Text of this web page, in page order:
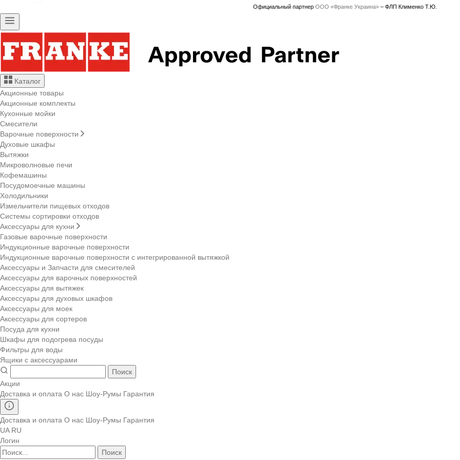
Официальный партнер ООО «Франке Украина» – ФЛП Клименко Т.Ю.
Каталог
Акционные товары
Акционные комплекты
Кухонные мойки
Смесители
Варочные поверхности
Духовые шкафы
Вытяжки
Микроволновые печи
Кофемашины
Посудомоечные машины
Холодильники
Измельчители пищевых отходов
Системы сортировки отходов
Аксессуары для кухни
Газовые варочные поверхности
Индукционные варочные поверхности
Индукционные варочные поверхности с интегрированной вытяжкой
Аксессуары и Запчасти для смесителей
Аксессуары для варочных поверхностей
Аксессуары для вытяжек
Аксессуары для духовых шкафов
Аксессуары для моек
Аксессуары для сортеров
Посуда для кухни
Шкафы для подогрева посуды
Фильтры для воды
Ящики с аксессуарами
Поиск
Акции
Доставка и оплата О нас Шоу-Румы Гарантия
Доставка и оплата О нас Шоу-Румы Гарантия
UA RU
Логин
Поиск